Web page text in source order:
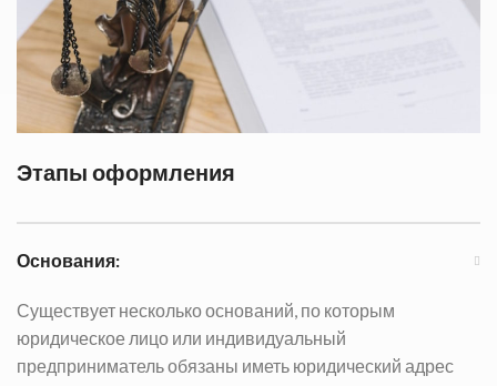
Этапы оформления
Основания:
Существует несколько оснований, по которым
юридическое лицо или индивидуальный
предприниматель обязаны иметь юридический адрес